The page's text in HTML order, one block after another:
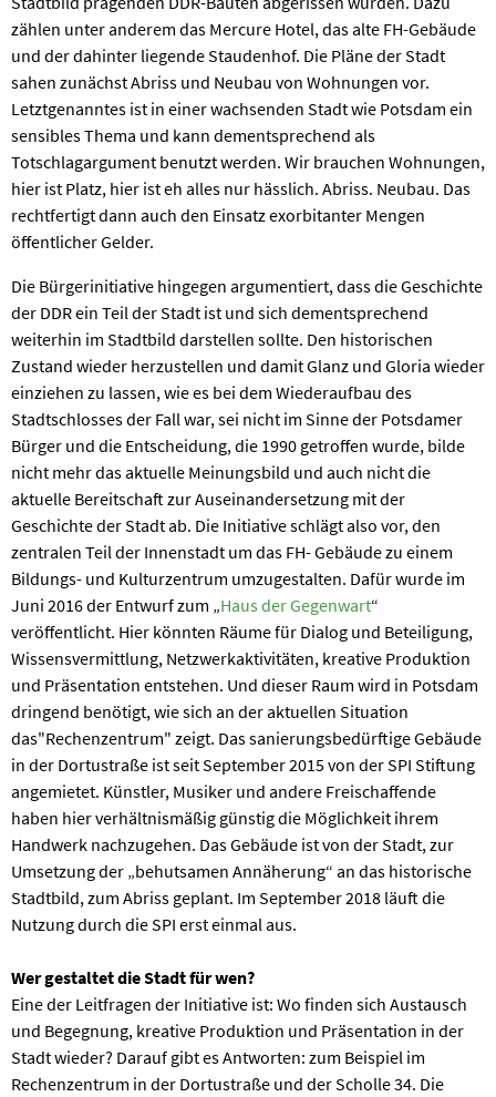
zählen unter anderem das Mercure Hotel, das alte FH-Gebäude
und der dahinter liegende Staudenhof. Die Pläne der Stadt
sahen zunächst Abriss und Neubau von Wohnungen vor.
Letztgenanntes ist in einer wachsenden Stadt wie Potsdam ein
sensibles Thema und kann dementsprechend als
Totschlagargument benutzt werden. Wir brauchen Wohnungen,
hier ist Platz, hier ist eh alles nur hässlich. Abriss. Neubau. Das
rechtfertigt dann auch den Einsatz exorbitanter Mengen
öffentlicher Gelder.
Die Bürgerinitiative hingegen argumentiert, dass die Geschichte
der DDR ein Teil der Stadt ist und sich dementsprechend
weiterhin im Stadtbild darstellen sollte. Den historischen
Zustand wieder herzustellen und damit Glanz und Gloria wieder
einziehen zu lassen, wie es bei dem Wiederaufbau des
Stadtschlosses der Fall war, sei nicht im Sinne der Potsdamer
Bürger und die Entscheidung, die 1990 getroffen wurde, bilde
nicht mehr das aktuelle Meinungsbild und auch nicht die
aktuelle Bereitschaft zur Auseinandersetzung mit der
Geschichte der Stadt ab. Die Initiative schlägt also vor, den
zentralen Teil der Innenstadt um das FH- Gebäude zu einem
Bildungs- und Kulturzentrum umzugestalten. Dafür wurde im
Juni 2016 der Entwurf zum „Haus der Gegenwart“
veröffentlicht. Hier könnten Räume für Dialog und Beteiligung,
Wissensvermittlung, Netzwerkaktivitäten, kreative Produktion
und Präsentation entstehen. Und dieser Raum wird in Potsdam
dringend benötigt, wie sich an der aktuellen Situation
das"Rechenzentrum" zeigt. Das sanierungsbedürftige Gebäude
in der Dortustraße ist seit September 2015 von der SPI Stiftung
angemietet. Künstler, Musiker und andere Freischaffende
haben hier verhältnismäßig günstig die Möglichkeit ihrem
Handwerk nachzugehen. Das Gebäude ist von der Stadt, zur
Umsetzung der „behutsamen Annäherung“ an das historische
Stadtbild, zum Abriss geplant. Im September 2018 läuft die
Nutzung durch die SPI erst einmal aus.
Wer gestaltet die Stadt für wen?
Eine der Leitfragen der Initiative ist: Wo finden sich Austausch
und Begegnung, kreative Produktion und Präsentation in der
Stadt wieder? Darauf gibt es Antworten: zum Beispiel im
Rechenzentrum in der Dortustraße und der Scholle 34. Die